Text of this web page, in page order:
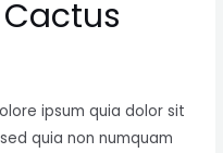
ipsum quia dolor sit
quia non numquam